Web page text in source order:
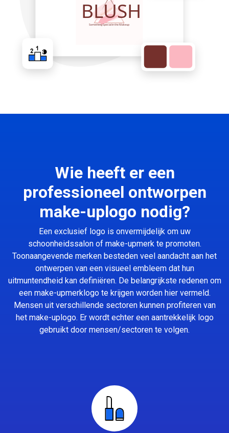
Wie heeft er een
professioneel ontworpen
make-uplogo nodig?
Een exclusief logo is onvermijdelijk om uw
schoonheidssalon of make-upmerk te promoten.
Toonaangevende merken besteden veel aandacht aan het
ontwerpen van een visueel embleem dat hun
uitmuntendheid kan definiëren. De belangrijkste redenen om
een make-upmerklogo te krijgen worden hier vermeld.
Mensen uit verschillende sectoren kunnen profiteren van
het make-uplogo. Er wordt echter een aantrekkelijk logo
gebruikt door mensen/sectoren te volgen.